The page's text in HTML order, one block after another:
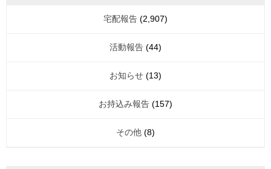
宅配報告 (2,907)
活動報告 (44)
お知らせ (13)
お持込み報告 (157)
その他 (8)